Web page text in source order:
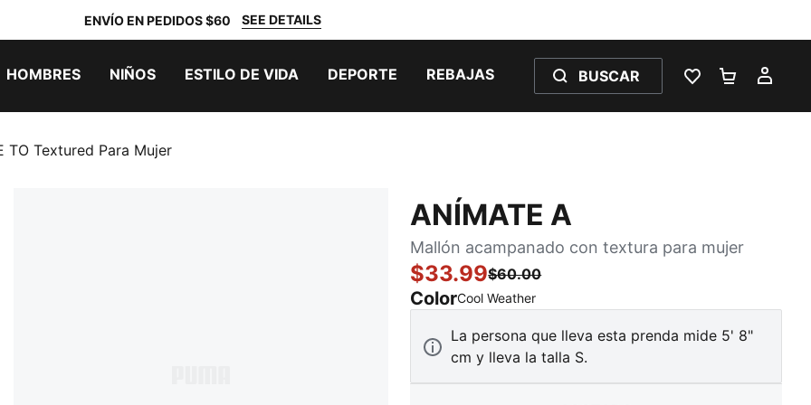
ENVÍO EN PEDIDOS $60 SEE DETAILS
HOMBRES NIÑOS ESTILO DE VIDA DEPORTE REBAJAS BUSCAR
LISTA DE
TO Textured Para Mujer
ANÍMATE A
Mallón acampanado con textura para mujer
$33.99$60.00
ColorCool Weather:
La persona que lleva esta prenda mide 5' 8"
cm y lleva la talla S.